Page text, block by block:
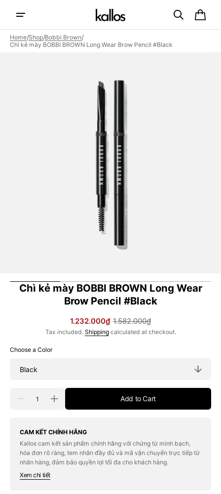
content
Cart
Open
featured
media
gallery
Home/Shop/Bobbi Brown/
Chì kẻ mày BOBBI BROWN Long Wear Brow Pencil #Black
Chì kẻ mày BOBBI BROWN Long Wear
Brow Pencil #Black
Sale
price
1.232.000₫
Regular
price
1.582.000₫
Tax included. Shippingcalculated at checkout.
Choose a Color
Decrease
kẻ
BOBBI
BROWN
Long
Brow
Increase
quantity
kẻ
BOBBI
BROWN
Long
Add to Cart
CAM KẾT CHÍNH HÃNG
Kallos cam kết sản phẩm chính hãng với chứng từ minh bạch,
hóa đơn rõ ràng, tem nhãn đầy đủ và mã vận chuyển trực tiếp từ
nhãn hàng, đảm bảo quyền lợi tối đa cho khách hàng.
Xem chi tiết